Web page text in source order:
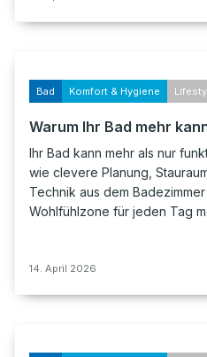
Bad Komfort & Hygiene
Warum Ihr Bad mehr
Ihr Bad kann mehr als nur
wie clevere Planung,
Technik aus dem
Wohlfühlzone für jeden Tag
14. April 2026